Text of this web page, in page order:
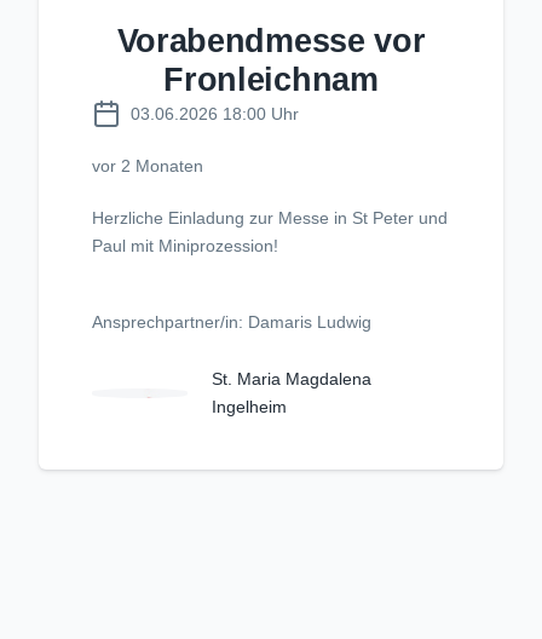
Vorabendmesse vor
Fronleichnam
03.06.2026 18:00 Uhr
vor 2 Monaten
Herzliche Einladung zur Messe in St Peter und
Paul mit Miniprozession!
Ansprechpartner/in: Damaris Ludwig
St. Maria Magdalena
Ingelheim